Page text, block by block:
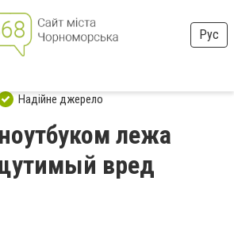
Рус
Надійне джерело
лежа
вред